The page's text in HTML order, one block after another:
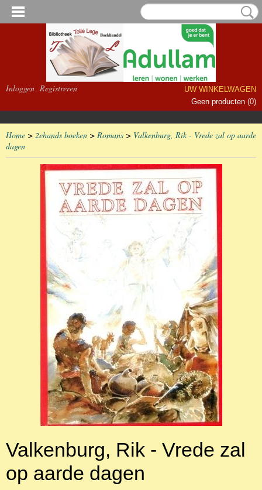
Inloggen Registreren
UW WINKELWAGEN
Geen producten (0)
Home > 2ehands boeken > Romans > Valkenburg, Rik - Vrede zal op aarde
dagen
Valkenburg, Rik - Vrede zal
op aarde dagen